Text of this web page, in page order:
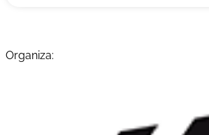
Organiza: